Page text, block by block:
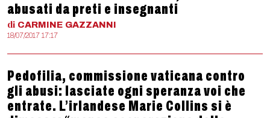
abusati da preti e insegnanti
di CARMINE GAZZANNI
18/07/2017 17:17
Pedofilia, commissione vaticana contro
gli abusi: lasciate ogni speranza voi che
entrate. L’irlandese Marie Collins si è